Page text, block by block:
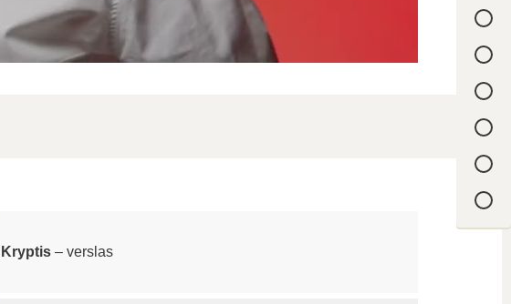
Kryptis – verslas